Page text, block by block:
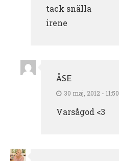
tack snälla
irene
ÅSE
30 maj, 2012 - 11:50
Varsågod <3